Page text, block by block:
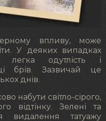
впливу, може
У деяких випадках
легка одутлість і
брів. Зазвичай це
днів.
набути світло-сірого,
відтінку. Зелені та
видалення татуажу